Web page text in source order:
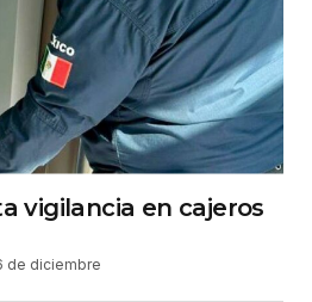
correo electrónico y sitio
para la próxima vez que
vigilancia en cajeros
de diciembre